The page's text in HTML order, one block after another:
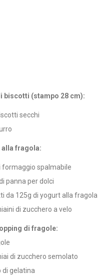
biscotti (stampo 28 cm):
secchi
alla fragola:
formaggio spalmabile
panna per dolci
da 125g di yogurt alla fragola
di zucchero a velo
di fragole:
di zucchero semolato
di gelatina